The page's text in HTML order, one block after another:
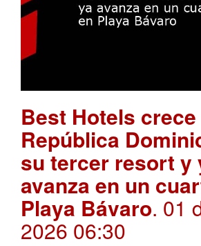
Best Hotels crece
República
su tercer resort y
avanza en un
Playa Bávaro. 01
2026 06:30